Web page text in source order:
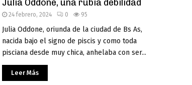
Julia Oddone, una rubia debilidad
24 febrero, 2024 0 95
Julia Oddone, oriunda de la ciudad de Bs As,
nacida bajo el signo de piscis y como toda
pisciana desde muy chica, anhelaba con ser...
Leer Más